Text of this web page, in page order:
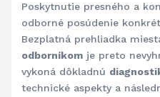
Poskytnutie presného a
odborné posúdenie
Bezplatná prehliadka
odborníkomje preto
vykoná dôkladnú
technické aspekty a